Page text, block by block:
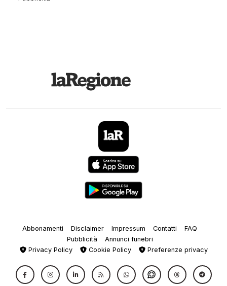
Abbonamenti Disclaimer Impressum Contatti
FAQ
Pubblicità
Annunci funebri
Privacy Policy
Cookie Policy Preferenze privacy